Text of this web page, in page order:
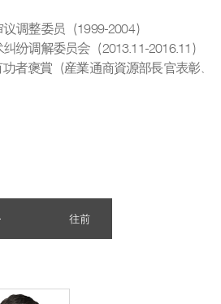
调整委员（1999-2004）
纷调解委员会（2013.11-2016.11）
者褒賞（産業通商資源部長官表彰、
往前